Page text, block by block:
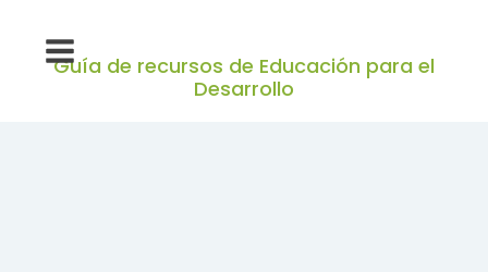
Guía de recursos de Educación para el
Desarrollo